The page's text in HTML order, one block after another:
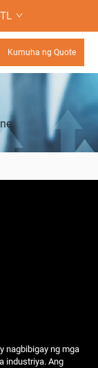
TL
Kumuha ng Quote
nagbibigay ng mga
industriya. Ang